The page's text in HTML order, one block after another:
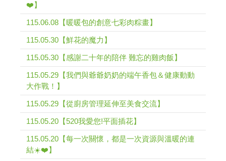
❤️】
115.06.08【暖暖包的創意七彩肉粽畫】
115.05.30【鮮花的魔力】
115.05.30【感謝二十年的陪伴 難忘的雞肉飯】
115.05.29【我們與爺爺奶奶的端午香包＆健康動動
大作戰！】
115.05.29【從廚房管理延伸至美食交流】
115.05.20【520我愛您!平面插花】
115.05.20【每一次關懷，都是一次資源與溫暖的連
結☀️❤️】